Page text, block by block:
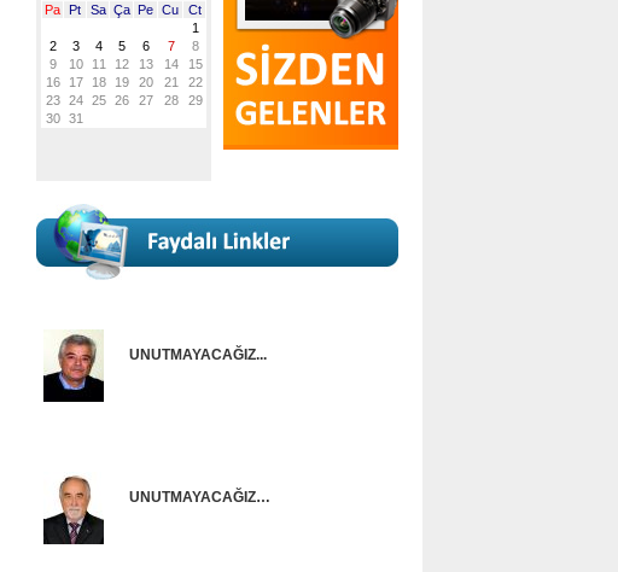
UNUTMAYACAĞIZ...
UNUTMAYACAĞIZ…